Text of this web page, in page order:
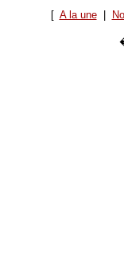
[ A la une|